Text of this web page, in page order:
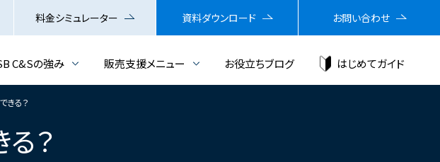
料金シミュレーター 資料ダウンロード お問い合わせ
C&Sの強み 販売支援メニュー お役立ちブログ はじめてガイド
きる？
？